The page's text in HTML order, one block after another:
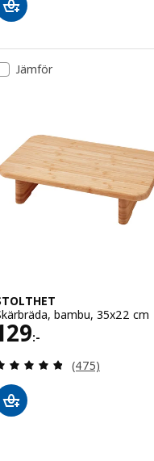
Jämför
bambu, 35x22 cm
:-
129:-
Recensera:
(475)